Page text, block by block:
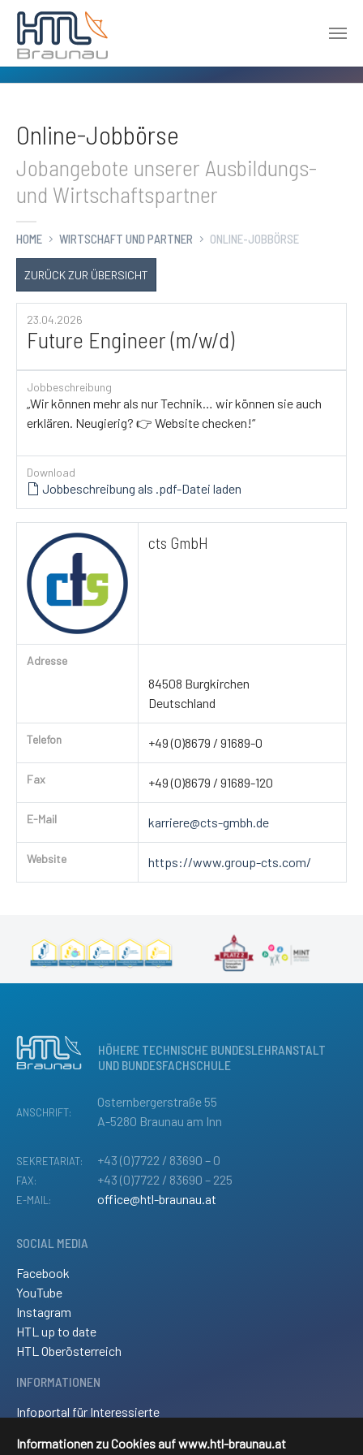
Informationen zu Cookies auf www.htl-braunau.at
Online-Jobbörse
Jobangebote unserer Ausbildungs-
und Wirtschaftspartner
HOME WIRTSCHAFT UND PARTNER ONLINE-JOBBÖRSE
ZURÜCK ZUR ÜBERSICHT
23.04.2026
Future Engineer (m/w/d)
Jobbeschreibung
„Wir können mehr als nur Technik… wir können sie auch
erklären. Neugierig? 👉 Website checken!“
Download
Jobbeschreibung als .pdf-Datei laden
cts GmbH
Adresse
84508 Burgkirchen
Deutschland
Telefon +49 (0)8679 / 91689-0
Fax +49 (0)8679 / 91689-120
E-Mail karriere@cts-gmbh.de
Website https://www.group-cts.com/
HÖHERE TECHNISCHE BUNDESLEHRANSTALT
UND BUNDESFACHSCHULE
ANSCHRIFT:
Osternbergerstraße 55
A-5280 Braunau am Inn
SEKRETARIAT: +43 (0)7722 / 83690 – 0
FAX: +43 (0)7722 / 83690 – 225
E-MAIL: office@htl-braunau.at
SOCIAL MEDIA
Facebook
YouTube
Instagram
HTL up to date
HTL Oberösterreich
INFORMATIONEN
Infoportal für Interessierte
Downloads